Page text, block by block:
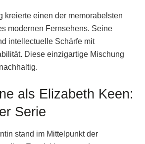
kreierte einen der memorabelsten
modernen Fernsehens. Seine
intellectuelle Schärfe mit
Diese einzigartige Mischung
als Elizabeth Keen:
Serie
stand im Mittelpunkt der